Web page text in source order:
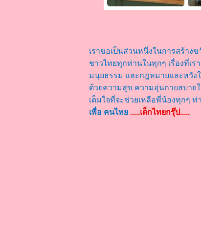
เราขอเป็นส่วนหนึ่งในการสร้าง
ชาวไทยทุกท่านในทุกๆ เรื่องที่เ
มนุยธรรม และกฎหมายและหวั
ด้วยความสุข ความอุ่นกายสบาย
เต็มใจที่จะช่วยเหลือพี่น้องทุกๆ
เพื่อ คนไท .....เด็กไทยกรุ๊ป.....